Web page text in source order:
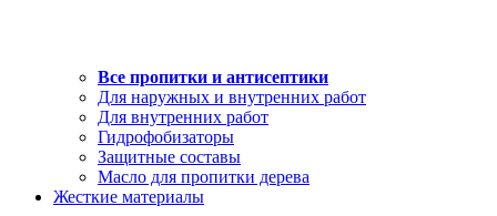
Все пропитки и антисептики
Для наружных и внутренних работ
Для внутренних работ
Гидрофобизаторы
Защитные составы
Масло для пропитки дерева
Жесткие материалы